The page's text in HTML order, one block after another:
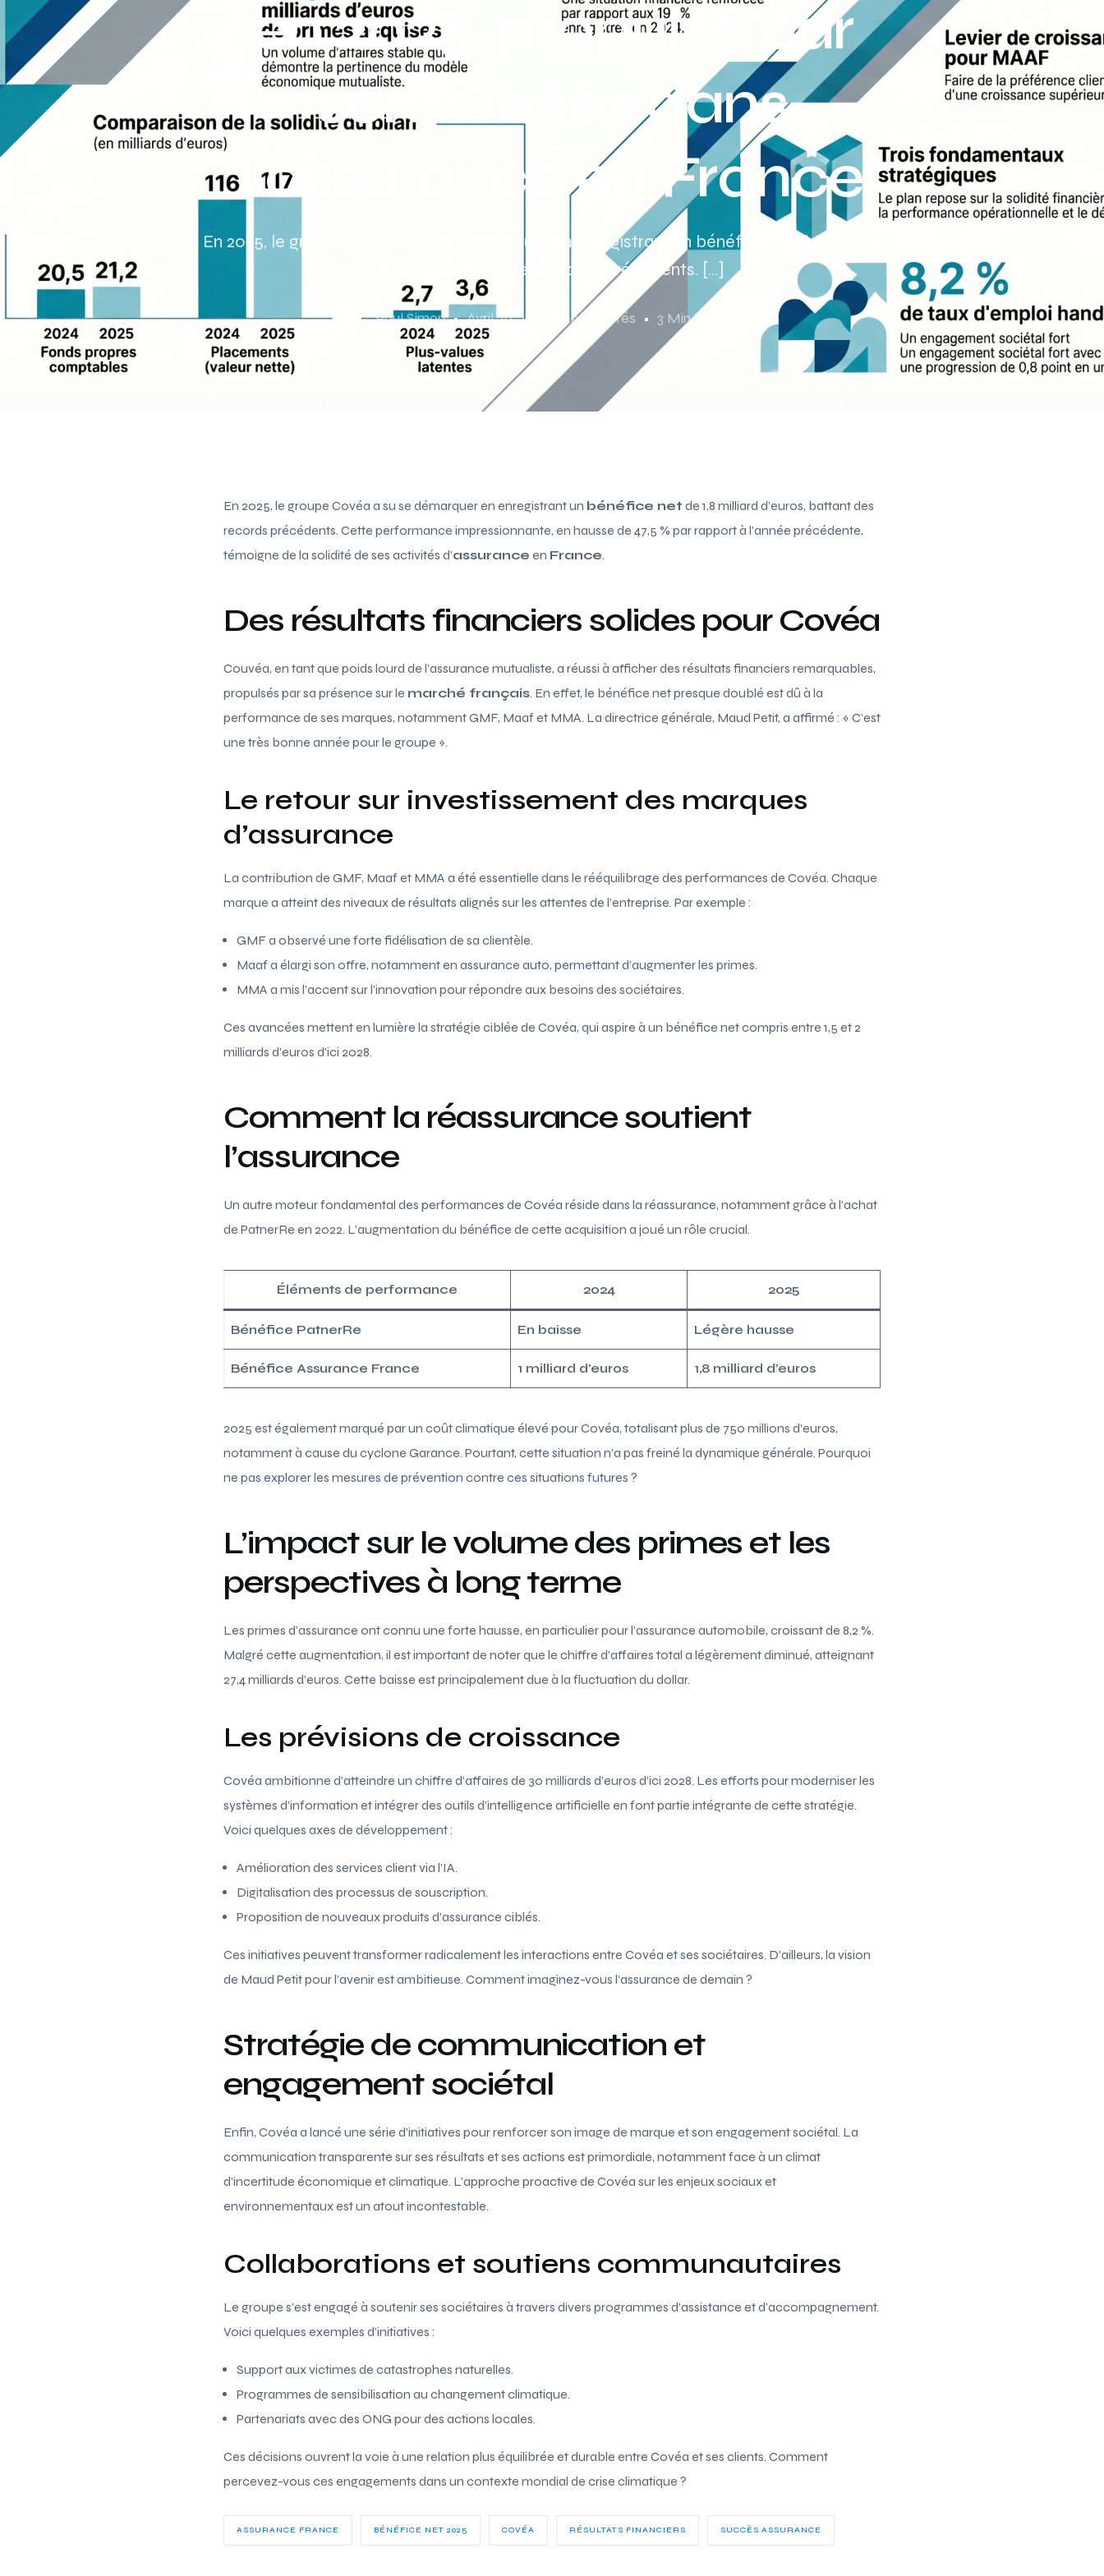
Assurance auto Toulouse
Assurance auto Lyon
Assurance auto Marseille
en 2025, propulsé par
son succès dans
l’assurance en France
En 2025, le groupe Covéa a su se démarquer en enregistrant un bénéfice net de 1,8 milliard
d’euros, battant des records précédents. […]
Paul Simon Avril 20, 2026 Acutalités 3 Min Read
En 2025, le groupe Covéa a su se démarquer en enregistrant un bénéfice net de 1,8 milliard d’euros, battant des
records précédents. Cette performance impressionnante, en hausse de 47,5 % par rapport à l’année précédente,
témoigne de la solidité de ses activités d’assurance en France.
Des résultats financiers solides pour Covéa
Couvéa, en tant que poids lourd de l’assurance mutualiste, a réussi à afficher des résultats financiers remarquables,
propulsés par sa présence sur le marché français. En effet, le bénéfice net presque doublé est dû à la
performance de ses marques, notamment GMF, Maaf et MMA. La directrice générale, Maud Petit, a affirmé : « C’est
une très bonne année pour le groupe ».
Le retour sur investissement des marques
d’assurance
La contribution de GMF, Maaf et MMA a été essentielle dans le rééquilibrage des performances de Covéa. Chaque
marque a atteint des niveaux de résultats alignés sur les attentes de l’entreprise. Par exemple :
GMF a observé une forte fidélisation de sa clientèle.
Maaf a élargi son offre, notamment en assurance auto, permettant d’augmenter les primes.
MMA a mis l’accent sur l’innovation pour répondre aux besoins des sociétaires.
Ces avancées mettent en lumière la stratégie ciblée de Covéa, qui aspire à un bénéfice net compris entre 1,5 et 2
milliards d’euros d’ici 2028.
Comment la réassurance soutient
l’assurance
Un autre moteur fondamental des performances de Covéa réside dans la réassurance, notamment grâce à l’achat
de PatnerRe en 2022. L’augmentation du bénéfice de cette acquisition a joué un rôle crucial.
Éléments de performance 2024 2025
Bénéfice PatnerRe En baisse Légère hausse
Bénéfice Assurance France 1 milliard d’euros 1,8 milliard d’euros
2025 est également marqué par un coût climatique élevé pour Covéa, totalisant plus de 750 millions d’euros,
notamment à cause du cyclone Garance. Pourtant, cette situation n’a pas freiné la dynamique générale. Pourquoi
ne pas explorer les mesures de prévention contre ces situations futures ?
L’impact sur le volume des primes et les
perspectives à long terme
Les primes d’assurance ont connu une forte hausse, en particulier pour l’assurance automobile, croissant de 8,2 %.
Malgré cette augmentation, il est important de noter que le chiffre d’affaires total a légèrement diminué, atteignant
27,4 milliards d’euros. Cette baisse est principalement due à la fluctuation du dollar.
Les prévisions de croissance
Covéa ambitionne d’atteindre un chiffre d’affaires de 30 milliards d’euros d’ici 2028. Les efforts pour moderniser les
systèmes d’information et intégrer des outils d’intelligence artificielle en font partie intégrante de cette stratégie.
Voici quelques axes de développement :
Amélioration des services client via l’IA.
Digitalisation des processus de souscription.
Proposition de nouveaux produits d’assurance ciblés.
Ces initiatives peuvent transformer radicalement les interactions entre Covéa et ses sociétaires. D’ailleurs, la vision
de Maud Petit pour l’avenir est ambitieuse. Comment imaginez-vous l’assurance de demain ?
Stratégie de communication et
engagement sociétal
Enfin, Covéa a lancé une série d’initiatives pour renforcer son image de marque et son engagement sociétal. La
communication transparente sur ses résultats et ses actions est primordiale, notamment face à un climat
d’incertitude économique et climatique. L’approche proactive de Covéa sur les enjeux sociaux et
environnementaux est un atout incontestable.
Collaborations et soutiens communautaires
Le groupe s’est engagé à soutenir ses sociétaires à travers divers programmes d’assistance et d’accompagnement.
Voici quelques exemples d’initiatives :
Support aux victimes de catastrophes naturelles.
Programmes de sensibilisation au changement climatique.
Partenariats avec des ONG pour des actions locales.
Ces décisions ouvrent la voie à une relation plus équilibrée et durable entre Covéa et ses clients. Comment
percevez-vous ces engagements dans un contexte mondial de crise climatique ?
ASSURANCE FRANCE BÉNÉFICE NET 2025 COVÉA RÉSULTATS FINANCIERS SUCCÈS ASSURANCE